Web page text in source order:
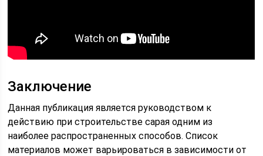
Заключение
Данная публикация является руководством к
действию при строительстве сарая одним из
наиболее распространенных способов. Список
материалов может варьироваться в зависимости от